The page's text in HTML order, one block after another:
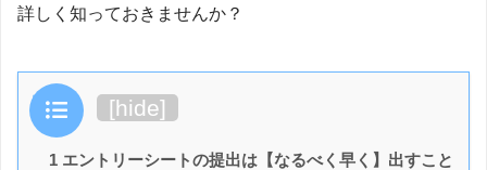
詳しく知っておきませんか？
目次 [hide]
1 エントリーシートの提出は【なるべく早く】出すこと